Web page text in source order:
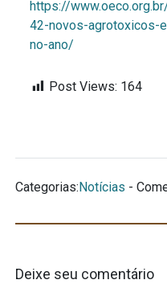
https://
42-novos-agrotoxicos-
no-ano/
Post Views: 164
Categorias: Notícias -
Deixe seu comentário